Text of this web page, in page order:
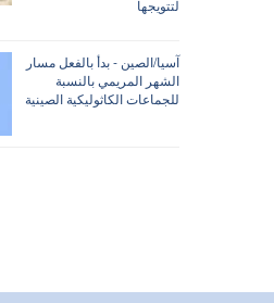
لتتويجها
آسيا/الصين - بدأ بالفعل مسار
الشهر المريمي بالنسبة
للجماعات الكاثوليكية الصينية